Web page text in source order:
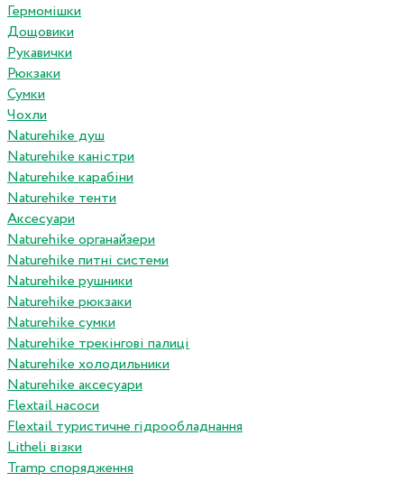
Гермомішки
Дощовики
Рукавички
Рюкзаки
Сумки
Чохли
Naturehike душ
Naturehike каністри
Naturehike карабіни
Naturehike тенти
Аксесуари
Naturehike органайзери
Naturehike питні системи
Naturehike рушники
Naturehike рюкзаки
Naturehike сумки
Naturehike трекінгові палиці
Naturehike холодильники
Naturehike аксесуари
Flextail насоси
Flextail туристичне гідрообладнання
Litheli візки
Tramp спорядження